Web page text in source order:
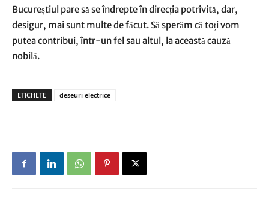
Bucureștiul pare să se îndrepte în direcția potrivită, dar,
desigur, mai sunt multe de făcut. Să sperăm că toți vom
putea contribui, într-un fel sau altul, la această cauză
nobilă.
ETICHETE deseuri electrice